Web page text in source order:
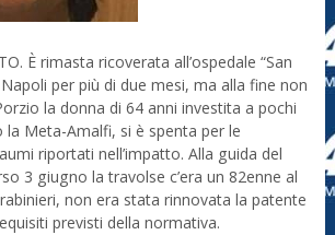
È rimasta ricoverata all’ospedale “San
per più di due mesi, ma alla fine non
la donna di 64 anni investita a pochi
la Meta-Amalfi, si è spenta per le
riportati nell’impatto. Alla guida del
3 giugno la travolse c’era un 82enne al
non era stata rinnovata la patente
previsti della normativa.